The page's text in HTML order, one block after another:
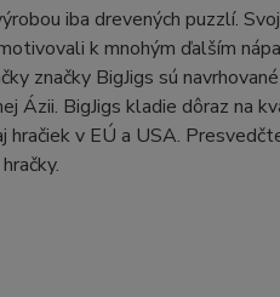
iba drevených puzzlí.
k mnohým ďalším
značky BigJigs sú
Ázii. BigJigs kladie dôraz na
v EÚ a USA.